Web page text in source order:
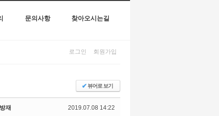
문의사항 찾아오시는길
로그인 회원가입
✔뷰어로 보기
2019.07.08 14:22
재